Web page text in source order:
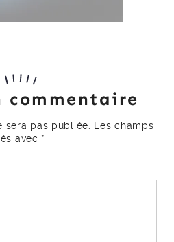
commentaire
sera pas publiée.
Les champs
avec *